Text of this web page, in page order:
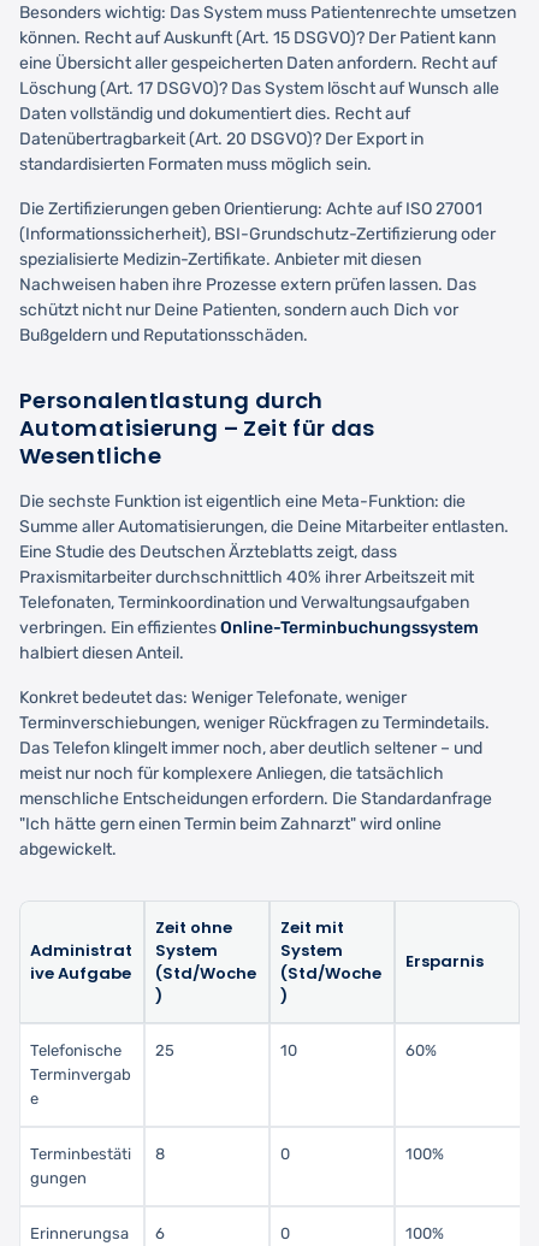
Besonders wichtig: Das System muss Patientenrechte umsetzen
können. Recht auf Auskunft (Art. 15 DSGVO)? Der Patient kann
eine Übersicht aller gespeicherten Daten anfordern. Recht auf
Löschung (Art. 17 DSGVO)? Das System löscht auf Wunsch alle
Daten vollständig und dokumentiert dies. Recht auf
Datenübertragbarkeit (Art. 20 DSGVO)? Der Export in
standardisierten Formaten muss möglich sein.
Die Zertifizierungen geben Orientierung: Achte auf ISO 27001
(Informationssicherheit), BSI-Grundschutz-Zertifizierung oder
spezialisierte Medizin-Zertifikate. Anbieter mit diesen
Nachweisen haben ihre Prozesse extern prüfen lassen. Das
schützt nicht nur Deine Patienten, sondern auch Dich vor
Bußgeldern und Reputationsschäden.
Personalentlastung durch
Automatisierung – Zeit für das
Wesentliche
Die sechste Funktion ist eigentlich eine Meta-Funktion: die
Summe aller Automatisierungen, die Deine Mitarbeiter entlasten.
Eine Studie des Deutschen Ärzteblatts zeigt, dass
Praxismitarbeiter durchschnittlich 40% ihrer Arbeitszeit mit
Telefonaten, Terminkoordination und Verwaltungsaufgaben
verbringen. Ein effizientesOnline-Terminbuchungssystem
halbiert diesen Anteil.
Konkret bedeutet das: Weniger Telefonate, weniger
Terminverschiebungen, weniger Rückfragen zu Termindetails.
Das Telefon klingelt immer noch, aber deutlich seltener – und
meist nur noch für komplexere Anliegen, die tatsächlich
menschliche Entscheidungen erfordern. Die Standardanfrage
"Ich hätte gern einen Termin beim Zahnarzt" wird online
abgewickelt.
Administrat
ive Aufgabe
Zeit ohne
System
(Std/Woche
)
Zeit mit
System
(Std/Woche
)
Ersparnis
Telefonische
Terminvergab
e
25 10 60%
Terminbestäti
gungen
8 0 100%
Erinnerungsa
6 0 100%